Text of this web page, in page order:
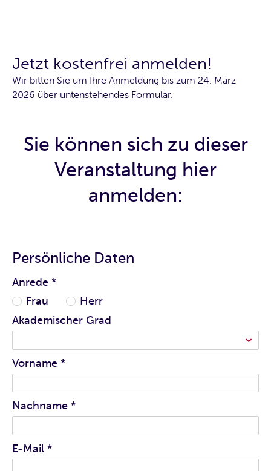
Jetzt kostenfrei anmelden!
Wir bitten Sie um Ihre Anmeldung bis zum 24. März
2026 über untenstehendes Formular.
Sie können sich zu dieser
Veranstaltung hier
anmelden:
Persönliche Daten
Anrede *
Frau
Herr
Akademischer Grad
Vorname *
Nachname *
E-Mail *